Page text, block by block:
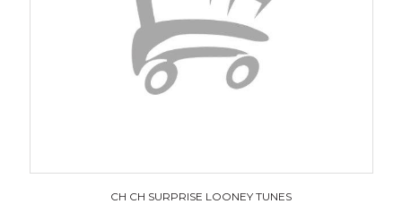
CH CH SURPRISE LOONEY TUNES